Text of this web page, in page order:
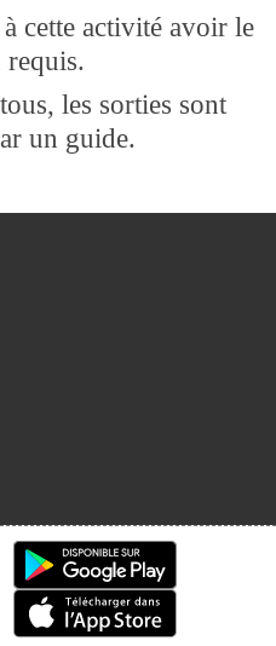
cette activité avoir le
requis.
les sorties sont
un guide.